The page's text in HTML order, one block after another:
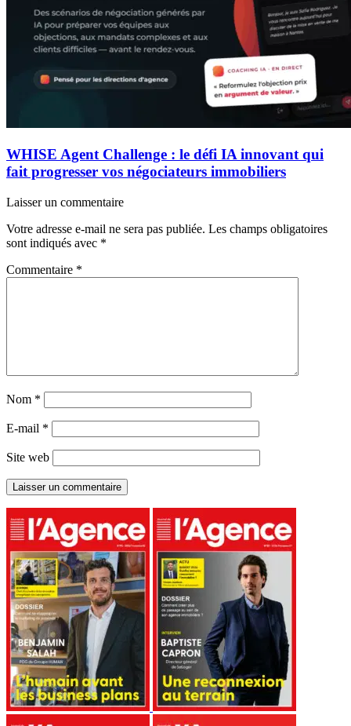
WHISE Agent Challenge : le défi IA innovant qui
fait progresser vos négociateurs immobiliers
Laisser un commentaire
Votre adresse e-mail ne sera pas publiée. Les champs obligatoires
sont indiqués avec *
Commentaire *
Nom *
E-mail *
Site web